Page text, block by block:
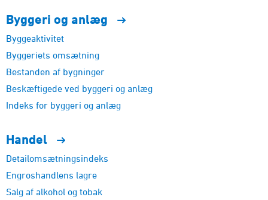
Byggeri og anlæg
Byggeaktivitet
Byggeriets omsætning
Bestanden af bygninger
Beskæftigede ved byggeri og anlæg
Indeks for byggeri og anlæg
Handel
Detailomsætningsindeks
Engroshandlens lagre
Salg af alkohol og tobak